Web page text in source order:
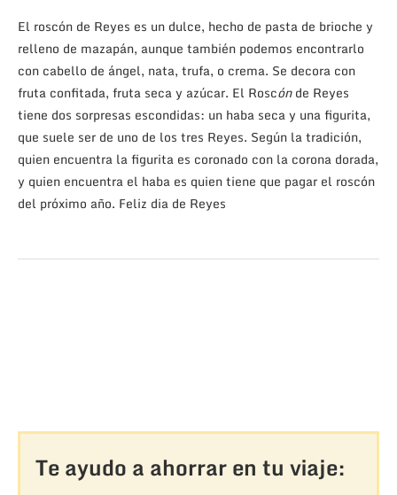
El roscón de Reyes es un dulce, hecho de pasta de brioche y
relleno de mazapán, aunque también podemos encontrarlo
con cabello de ángel, nata, trufa, o crema. Se decora con
fruta confitada, fruta seca y azúcar. El Roscónde Reyes
tiene dos sorpresas escondidas: un haba seca y una figurita,
que suele ser de uno de los tres Reyes. Según la tradición,
quien encuentra la figurita es coronado con la corona dorada,
y quien encuentra el haba es quien tiene que pagar el roscón
del próximo año. Feliz dia de Reyes
Te ayudo a ahorrar en tu viaje: